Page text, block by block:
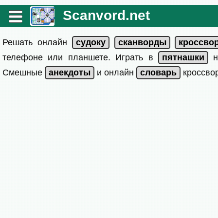
Scanvord.net
Решать онлайн
телефоне или планшете. Играть в
Смешные
и онлайн